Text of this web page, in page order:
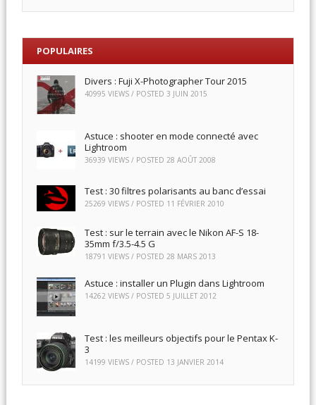
POPULAIRES
Divers : Fuji X-Photographer Tour 2015
40995 VIEWS / POSTED 3 JUIN 2015
Astuce : shooter en mode connecté avec
Lightroom
36939 VIEWS / POSTED 28 AOÛT 2008
Test : 30 filtres polarisants au banc d’essai
25269 VIEWS / POSTED 11 FÉVRIER 2010
Test : sur le terrain avec le Nikon AF-S 18-
35mm f/3.5-4.5 G
18791 VIEWS / POSTED 28 MARS 2013
Astuce : installer un Plugin dans Lightroom
14262 VIEWS / POSTED 5 JUILLET 2012
Test : les meilleurs objectifs pour le Pentax K-
3
14199 VIEWS / POSTED 13 JANVIER 2014